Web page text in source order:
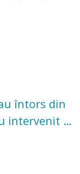
euro
întors din
intervenit la